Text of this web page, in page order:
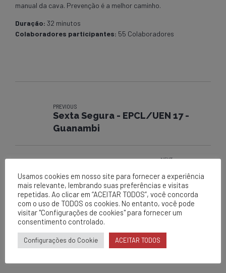
manual da cava. Prevenção é a melhor caminho.
Duração: 32 minutos
Colaboradores participantes: 55 Colaboradores
PREVIOUS
Sexta Segura - EPCL/UEN 17 -
Guanambi
NEXT
- Bom Jesus da Lapa
Usamos cookies em nosso site para fornecer a experiência
mais relevante, lembrando suas preferências e visitas
repetidas. Ao clicar em “ACEITAR TODOS”, você concorda
com o uso de TODOS os cookies. No entanto, você pode
visitar "Configurações de cookies" para fornecer um
consentimento controlado.
Configurações do Cookie ACEITAR TODOS